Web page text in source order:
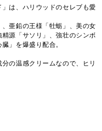
は、ハリウッドのセレブも愛
亜鉛の王様「牡蛎」、美の女
源「サソリ」、強壮のシンボ
」を爆盛り配合。
の温感クリームなので、ヒリ